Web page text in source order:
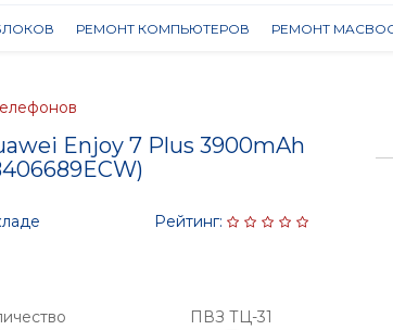
РЕМОНТ КОМПЬЮТЕРОВ РЕМОНТ
Enjoy 7 Plus 3900mAh
Рейтинг:
ПВЗ ТЦ-31